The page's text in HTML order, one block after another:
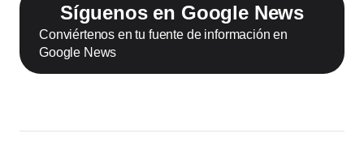
Síguenos en Google News
Conviértenos en tu fuente de información en
Google News